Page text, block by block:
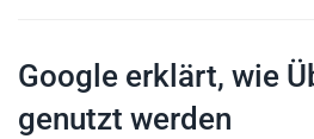
Google erklärt, wie
genutzt werden